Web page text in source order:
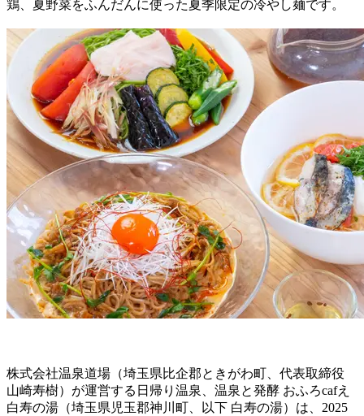
鶏、夏野菜をふんだんに使った夏季限定の冷やし麺です。
株式会社温泉道場（埼玉県比企郡ときがわ町、代表取締役
山崎寿樹）が運営する日帰り温泉、温泉と発酵 おふろcafえ
白寿の湯（埼玉県児玉郡神川町、以下 白寿の湯）は、2025